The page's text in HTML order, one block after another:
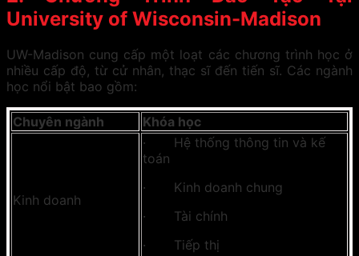
University of Wisconsin-Madison
UW-Madison cung cấp một loạt các chương trình học ở
nhiều cấp độ, từ cử nhân, thạc sĩ đến tiến sĩ. Các ngành
học nổi bật bao gồm:
Chuyên ngành Khóa học
Kinh doanh
· Hệ thống thông tin và kế
toán
· Kinh doanh chung
· Tài chính
· Tiếp thị